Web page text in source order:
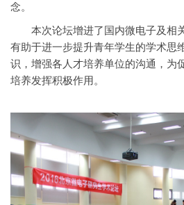
念。
本次论坛增进了国内微电子及相关
有助于进一步提升青年学生的学术思
识，增强各人才培养单位的沟通，为
培养发挥积极作用。